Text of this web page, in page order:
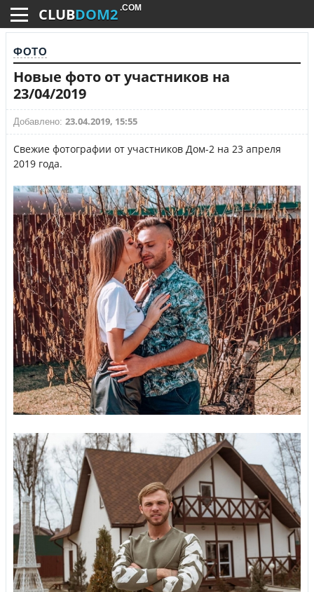
CLUBDOM2 .COM
ФОТО
Новые фото от участников на
23/04/2019
Добавлено: 23.04.2019, 15:55
Свежие фотографии от участников Дом-2 на 23 апреля
2019 года.